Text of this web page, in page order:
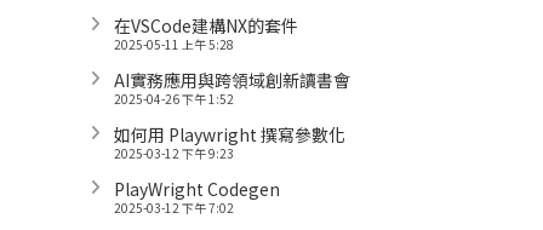
在VSCode建構NX的套件
2025-05-11 上午 5:28
AI實務應用與跨領域創新讀書會
2025-04-26 下午 1:52
如何用 Playwright 撰寫參數化
2025-03-12 下午 9:23
PlayWright Codegen
2025-03-12 下午 7:02